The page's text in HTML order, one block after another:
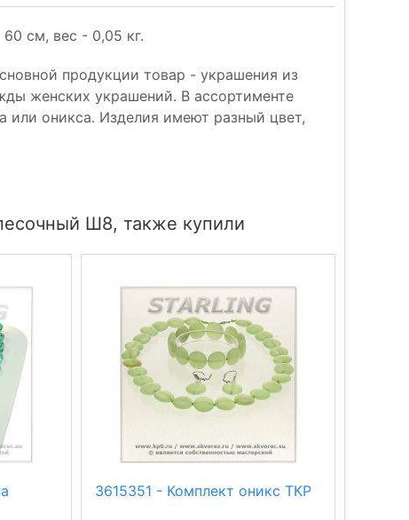
см, вес - 0,05 кг.
продукции товар - украшения из
женских украшений. В ассортименте
или оникса. Изделия имеют разный цвет,
Ш8, также купили
3615351 - Комплект оникс ТКР